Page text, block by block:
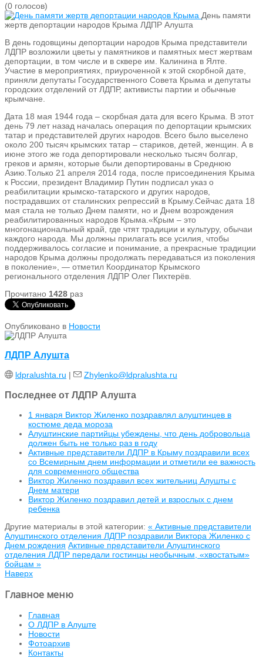
(0 голосов)
День памяти
жертв депортации народов Крыма ЛДПР Алушта
В день годовщины депортации народов Крыма представители
ЛДПР возложили цветы у памятников и памятных мест жертвам
депортации, в том числе и в сквере им. Калинина в Ялте.
Участие в мероприятиях, приуроченной к этой скорбной дате,
приняли депутаты Государственного Совета Крыма и депутаты
городских отделений от ЛДПР, активисты партии и обычные
крымчане.
Дата 18 мая 1944 года – скорбная дата для всего Крыма. В этот
день 79 лет назад началась операция по депортации крымских
татар и представителей других народов. Всего было выселено
около 200 тысяч крымских татар – стариков, детей, женщин. А в
июне этого же года депортировали несколько тысяч болгар,
греков и армян, которые были депортированы в Среднюю
Азию.Только 21 апреля 2014 года, после присоединения Крыма
к России, президент Владимир Путин подписал указ о
реабилитации крымско-татарского и других народов,
пострадавших от сталинских репрессий в Крыму.Сейчас дата 18
мая стала не только Днем памяти, но и Днем возрождения
реабилитированных народов Крыма.«Крым – это
многонациональный край, где чтят традиции и культуру, обычаи
каждого народа. Мы должны прилагать все усилия, чтобы
поддерживалось согласие и понимание, а прекрасные традиции
народов Крыма должны продолжать передаваться из поколения
в поколение», — отметил Координатор Крымского
регионального отделения ЛДПР Олег Пихтерёв.
Прочитано 1428 раз
Опубликовано в Новости
ЛДПР Алушта
ldpralushta.ru | Zhylenko@ldpralushta.ru
Последнее от ЛДПР Алушта
1 января Виктор Жиленко поздравлял алуштинцев в
костюме деда мороза
Алуштинские партийцы убеждены, что день добровольца
должен быть не только раз в году
Активные представители ЛДПР в Крыму поздравили всех
со Всемирным днем информации и отметили ее важность
для современного общества
Виктор Жиленко поздравил всех жительниц Алушты с
Днем матери
Виктор Жиленко поздравил детей и взрослых с днем
ребенка
Другие материалы в этой категории: « Активные представители
Алуштинского отделения ЛДПР поздравили Виктора Жиленко с
Днем рождения Активные представители Алуштинского
отделения ЛДПР передали гостинцы необычным, «хвостатым»
бойцам »
Наверх
Главное меню
Главная
О ЛДПР в Алуште
Новости
Фотоархив
Контакты